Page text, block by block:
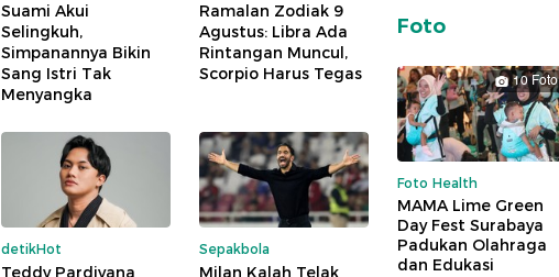
Suami Akui
Selingkuh,
Simpanannya Bikin
Sang Istri Tak
Menyangka
Ramalan Zodiak 9
Agustus: Libra Ada
Rintangan Muncul,
Scorpio Harus Tegas
detikHot
Teddy Pardiyana
Sepakbola
Milan Kalah Telak
Foto
10 Foto
Foto Health
MAMA Lime Green
Day Fest Surabaya
Padukan Olahraga
dan Edukasi